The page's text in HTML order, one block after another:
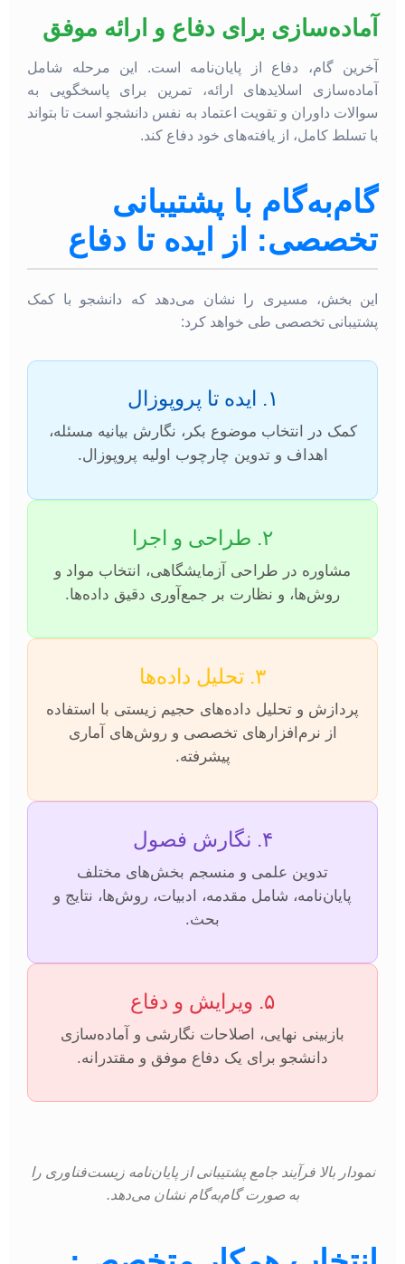
آماده‌سازی برای دفاع و ارائه موفق
آخرین گام، دفاع از پایان‌نامه است. این مرحله شامل
آماده‌سازی اسلاید‌های ارائه، تمرین برای پاسخگویی به
سوالات داوران و تقویت اعتماد به نفس دانشجو است تا بتواند
با تسلط کامل، از یافته‌های خود دفاع کند.
گام‌به‌گام با پشتیبانی
تخصصی: از ایده تا دفاع
این بخش، مسیری را نشان می‌دهد که دانشجو با کمک
پشتیبانی تخصصی طی خواهد کرد:
۱. ایده تا پروپوزال
کمک در انتخاب موضوع بکر، نگارش بیانیه مسئله،
اهداف و تدوین چارچوب اولیه پروپوزال.
۲. طراحی و اجرا
مشاوره در طراحی آزمایشگاهی، انتخاب مواد و
روش‌ها، و نظارت بر جمع‌آوری دقیق داده‌ها.
۳. تحلیل داده‌ها
پردازش و تحلیل داده‌های حجیم زیستی با استفاده
از نرم‌افزارهای تخصصی و روش‌های آماری
پیشرفته.
۴. نگارش فصول
تدوین علمی و منسجم بخش‌های مختلف
پایان‌نامه، شامل مقدمه، ادبیات، روش‌ها، نتایج و
بحث.
۵. ویرایش و دفاع
بازبینی نهایی، اصلاحات نگارشی و آماده‌سازی
دانشجو برای یک دفاع موفق و مقتدرانه.
نمودار بالا فرآیند جامع پشتیبانی از پایان‌نامه زیست‌فناوری را
به صورت گام‌به‌گام نشان می‌دهد.